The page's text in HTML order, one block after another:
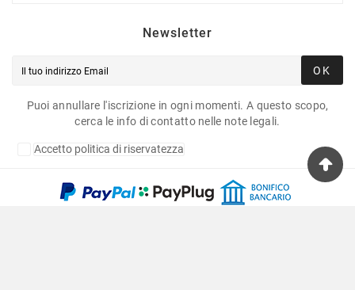
Newsletter
OK
Puoi annullare l'iscrizione in ogni momenti. A questo scopo,
cerca le info di contatto nelle note legali.
Accetto politica di riservatezza